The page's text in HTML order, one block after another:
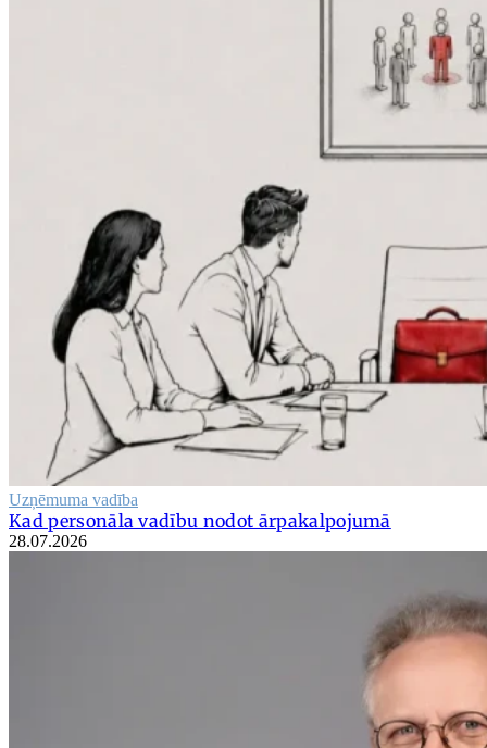
Uzņēmuma vadība
Kad personāla vadību nodot ārpakalpojumā
28.07.2026